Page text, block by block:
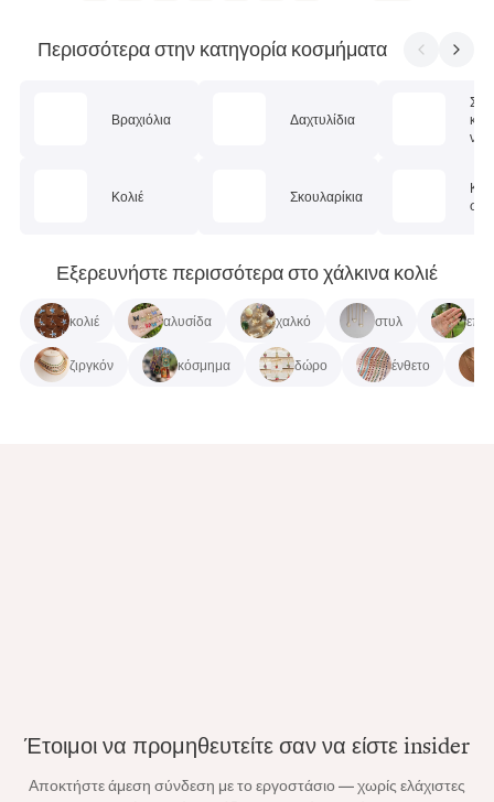
Περισσότερα στην κατηγορία κοσμήματα
Βραχιόλια
Κολιέ
Δαχτυλίδια
Σκουλαρίκια
Σετ
ν
Εξερευνήστε περισσότερα στο χάλκινα κολιέ
κολιέ αλυσίδα χαλκό στυλ
ζιργκόν κόσμημα δώρο ένθετο
Έτοιμοι να προμηθευτείτε σαν να είστε insider
Αποκτήστε άμεση σύνδεση με το εργοστάσιο — χωρίς ελάχιστες